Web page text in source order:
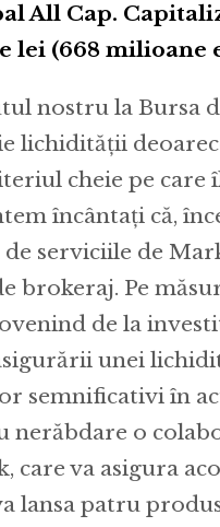
All Cap.
lei (668 milioane
nostru la Bursa
lichidității
cheie pe
încântați că,
de serviciile de
brokeraj. Pe
de la
unei
semnificativi în
nerăbdare o
care va asigura
lansa patru